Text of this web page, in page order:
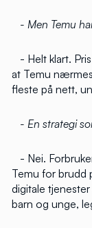
- Men Temu
- Helt klart.
at Temu
fleste på nett,
- En strategi
- Nei.
Temu for brudd
digitale
barn og unge,